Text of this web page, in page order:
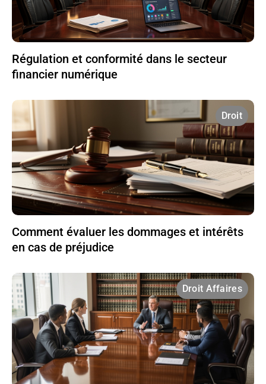
Régulation et conformité dans le secteur
financier numérique
Droit
Comment évaluer les dommages et intérêts
en cas de préjudice
Droit Affaires